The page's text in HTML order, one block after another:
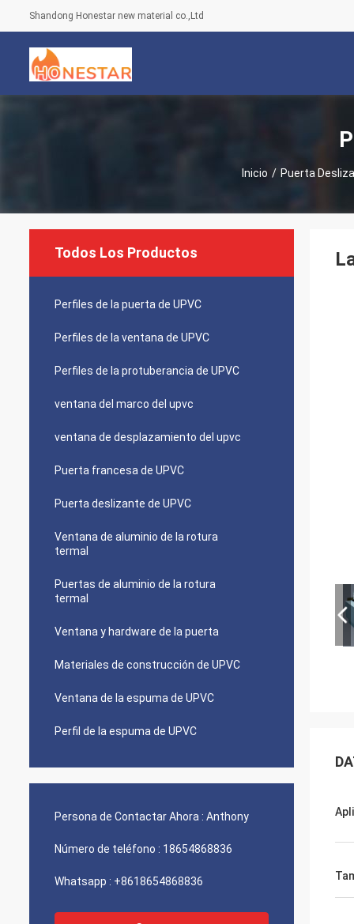
Shandong Honestar new material co.,Ltd
Inicio / Puerta
Todos Los Productos
Perfiles de la puerta de UPVC
Perfiles de la ventana de UPVC
Perfiles de la protuberancia de UPVC
ventana del marco del upvc
ventana de desplazamiento del upvc
Puerta francesa de UPVC
Puerta deslizante de UPVC
Ventana de aluminio de la rotura
termal
Puertas de aluminio de la rotura
termal
Ventana y hardware de la puerta
Materiales de construcción de UPVC
Ventana de la espuma de UPVC
Perfil de la espuma de UPVC
Persona de Contactar Ahora : Anthony
Número de teléfono : 18654868836
Whatsapp : +8618654868836